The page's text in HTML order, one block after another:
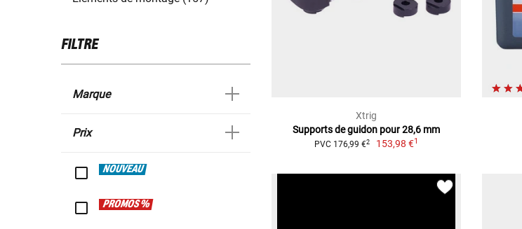
FILTRE
Marque
Prix
NOUVEAU
PROMOS %
Xtrig
Supports de guidon pour 28,6 mm
PVC 176,99 €2 153,98 €1